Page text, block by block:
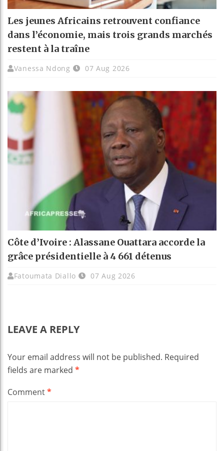
Les jeunes Africains retrouvent confiance
dans l’économie, mais trois grands marchés
restent à la traîne
Vanessa Ndong 07 Aug 2026
Côte d’Ivoire : Alassane Ouattara accorde la
grâce présidentielle à 4 661 détenus
Fatoumata Diallo 07 Aug 2026
LEAVE A REPLY
Your email address will not be published. Required
fields are marked *
Comment*